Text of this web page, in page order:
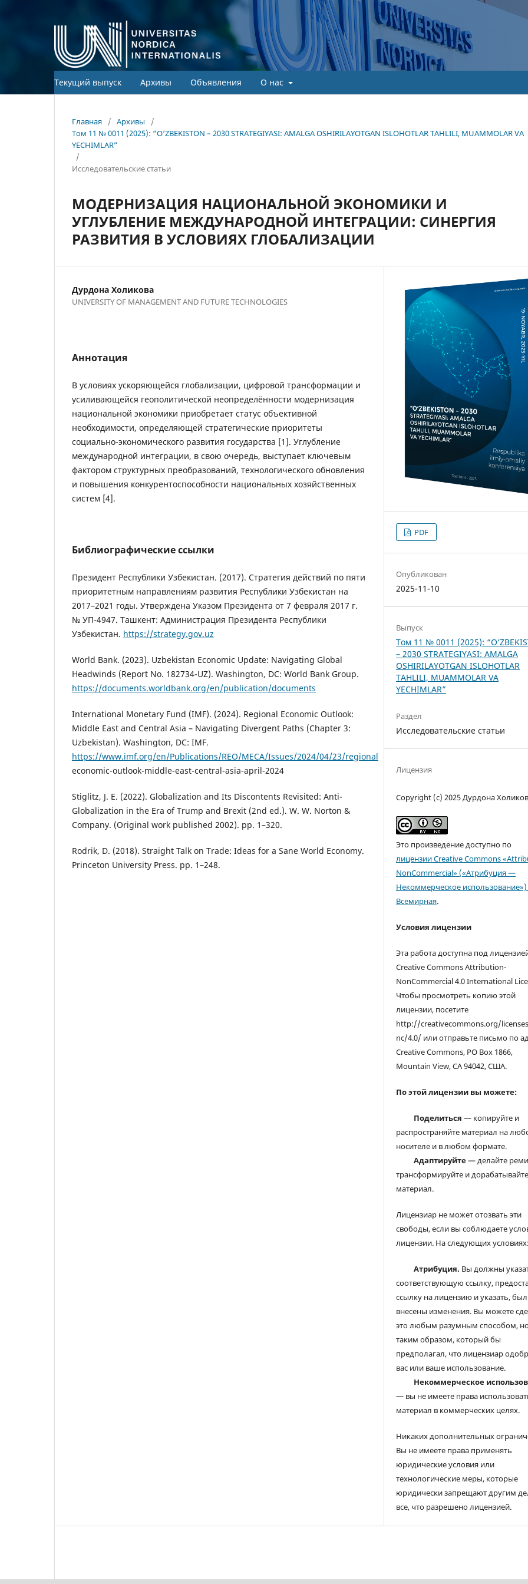
Текущий выпуск Архивы Объявления О нас
Главная / Архивы
/
Том 11 № 0011 (2025): “O‘ZBEKISTON – 2030 STRATEGIYASI: AMALGA OSHIRILAYOTGAN ISLOHOTLAR TAHLILI, MUAMMOLAR VA
YECHIMLAR”
/
Исследовательские статьи
МОДЕРНИЗАЦИЯ НАЦИОНАЛЬНОЙ ЭКОНОМИКИ И
УГЛУБЛЕНИЕ МЕЖДУНАРОДНОЙ ИНТЕГРАЦИИ: СИНЕРГИЯ
РАЗВИТИЯ В УСЛОВИЯХ ГЛОБАЛИЗАЦИИ
Дурдона Холикова
UNIVERSITY OF MANAGEMENT AND FUTURE TECHNOLOGIES
Аннотация
В условиях ускоряющейся глобализации, цифровой трансформации и
усиливающейся геополитической неопределённости модернизация
национальной экономики приобретает статус объективной
необходимости, определяющей стратегические приоритеты
социально-экономического развития государства [1]. Углубление
международной интеграции, в свою очередь, выступает ключевым
фактором структурных преобразований, технологического обновления
и повышения конкурентоспособности национальных хозяйственных
систем [4].
Библиографические ссылки
Президент Республики Узбекистан. (2017). Стратегия действий по пяти
приоритетным направлениям развития Республики Узбекистан на
2017–2021 годы. Утверждена Указом Президента от 7 февраля 2017 г.
№ УП-4947. Ташкент: Администрация Президента Республики
Узбекистан. https://strategy.gov.uz
World Bank. (2023). Uzbekistan Economic Update: Navigating Global
Headwinds (Report No. 182734-UZ). Washington, DC: World Bank Group.
https://documents.worldbank.org/en/publication/documents
International Monetary Fund (IMF). (2024). Regional Economic Outlook:
Middle East and Central Asia – Navigating Divergent Paths (Chapter 3:
Uzbekistan). Washington, DC: IMF.
https://www.imf.org/en/Publications/REO/MECA/Issues/2024/04/23/regional
economic-outlook-middle-east-central-asia-april-2024
Stiglitz, J. E. (2022). Globalization and Its Discontents Revisited: Anti-
Globalization in the Era of Trump and Brexit (2nd ed.). W. W. Norton &
Company. (Original work published 2002). pp. 1–320.
Rodrik, D. (2018). Straight Talk on Trade: Ideas for a Sane World Economy.
Princeton University Press. pp. 1–248.
PDF
Опубликован
2025-11-10
Выпуск
Том 11 № 0011 (2025):
– 2030 STRATEGIYASI: AMALGA
OSHIRILAYOTGAN ISLOHOTLAR
TAHLILI, MUAMMOLAR VA
YECHIMLAR”
Раздел
Исследовательские статьи
Лицензия
Copyright (c) 2025 Дурдона
Это произведение доступно по
лицензии Creative Commons
NonCommercial» («Атрибуция —
Некоммерческое использование»)
Всемирная.
Условия лицензии
Эта работа доступна под
Creative Commons Attribution-
NonCommercial 4.0 International
Чтобы просмотреть копию этой
лицензии, посетите
http://creativecommons.org/
nc/4.0/ или отправьте письмо по
Creative Commons, PO Box 1866,
Mountain View, CA 94042, США.
По этой лицензии вы можете:
Поделиться — копируйте и
распространяйте материал на
носителе и в любом формате.
Адаптируйте— делайте
трансформируйте и
материал.
Лицензиар не может отозвать эти
свободы, если вы соблюдаете
лицензии. На следующих
Атрибуция. Вы должны
соответствующую ссылку,
ссылку на лицензию и указать,
внесены изменения. Вы можете
это любым разумным способом,
таким образом, который бы
предполагал, что лицензиар
вас или ваше использование.
Некоммерческое
— вы не имеете права
материал в коммерческих целях.
Никаких дополнительных
Вы не имеете права применять
юридические условия или
технологические меры, которые
юридически запрещают другим
все, что разрешено лицензией.